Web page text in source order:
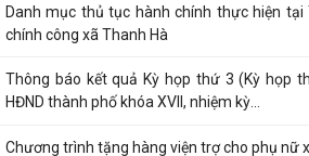
Lịch làm việc của Thường trực HĐND xã và
03/8/2026 đến ngày 07/8/2026
Danh mục thủ tục hành chính thực hiện
chính công xã Thanh Hà
Thông báo kết quả Kỳ họp thứ 3 (Kỳ họp